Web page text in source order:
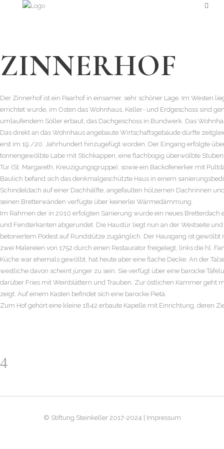
ZINNERHOF
Der Zinnerhof ist ein Paarhof in einsamer, sehr schöner Lage. Im Westen
errichtet wurde, im Osten das Wohnhaus. Keller- und Erdgeschoss sind
umlaufendem Söller erbaut, das Dachgeschoss in Bundwerk. Das
Das direkt an das Wohnhaus angebaute Wirtschaftsgebäude dürfte
erst im 19./20. Jahrhundert hinzugefügt worden. Der Eingang erfolgte
tonnengewölbte Labe mit Stichkappen, eine flachbogig überwölbte
Tür (St. Margareth, Kreuzigungsgruppe), sowie ein Backofenerker mit
Baulich befand sich das denkmalgeschützte Haus in einem
Schindeldach auf einer Dachhälfte, angefaulten hölzernen Dachrinnen
seinen Bretterwänden verfügte über keinerlei Wärmedämmung.
Im Rahmen der in 2010 erfolgten Sanierung wurde ein neues
und Fensterkanten abgerundet. Die Haustür liegt nun an der Westseite
betoniertem Podest auf Rundstütze zugänglich. Der Hausgang ist
zwei Malereien von 1752 durch einen Restaurator freigelegt, links die hl.
Küche war ehemals gewölbt, hat heute aber eine flache Decke. An der
westliche davon scheint jünger zu sein. Sie verfügt über eine barocke
darüber Fries mit Weinblättern und Trauben. Zur östlichen Kammer geht
zeigt. Auf einem Kasten befindet sich eine barocke Pietà.
Zum Hof gehört eine kleine 1842 erbaute Kapelle mit Einrichtung, deren
© Stiftung Steinkeller 2017-2024 | Impressum